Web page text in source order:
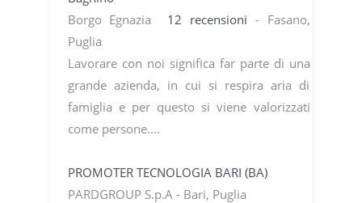
Borgo Egnazia 12 recensioni - Fasano,
Puglia
Lavorare con noi significa far parte di una
grande azienda, in cui si respira aria di
famiglia e per questo si viene valorizzati
come persone....
PROMOTER TECNOLOGIA BARI (BA)
PARDGROUP S.p.A - Bari, Puglia